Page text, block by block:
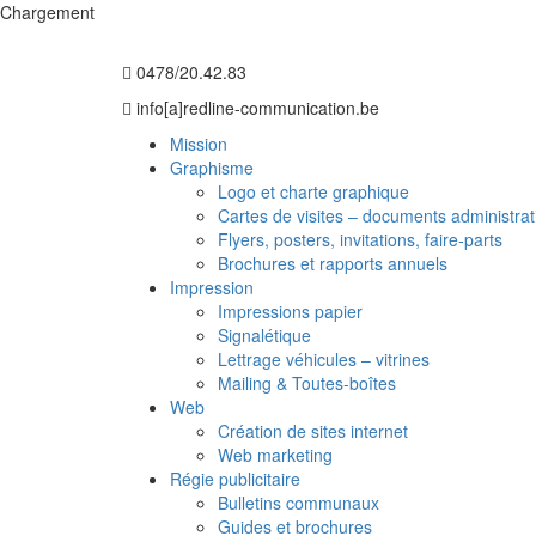
Chargement
0478/20.42.83
info[a]redline-communication.be
Mission
Graphisme
Logo et charte graphique
Cartes de visites – documents
Flyers, posters, invitations, faire-parts
Brochures et rapports annuels
Impression
Impressions papier
Signalétique
Lettrage véhicules – vitrines
Mailing & Toutes-boîtes
Web
Création de sites internet
Web marketing
Régie publicitaire
Bulletins communaux
Guides et brochures